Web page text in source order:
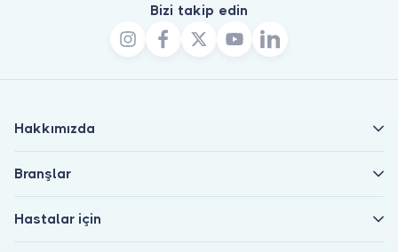
Bizi takip edin
Hakkımızda
Branşlar
Hastalar için